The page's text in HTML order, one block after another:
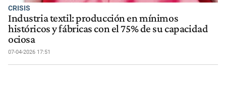
CRISIS
Industria textil: producción en mínimos
históricos y fábricas con el 75% de su capacidad
ociosa
07-04-2026 17:51